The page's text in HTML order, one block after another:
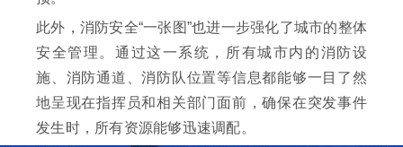
此外，消防安全“一张图”也进一步强化了城市的整体
安全管理。通过这一系统，所有城市内的消防设
施、消防通道、消防队位置等信息都能够一目了然
地呈现在指挥员和相关部门面前，确保在突发事件
发生时，所有资源能够迅速调配。